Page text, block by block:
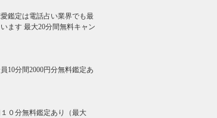
鑑定は電話占い業界でも最
ます 最大20分間無料キャン
10分間2000円分無料鑑定あ
０分無料鑑定あり（最大